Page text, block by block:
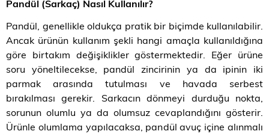
Pandül (Sarkaç) Nasıl Kullanılır?
Pandül, genellikle oldukça pratik bir biçimde kullanılabilir.
Ancak ürünün kullanım şekli hangi amaçla kullanıldığına
göre birtakım değişiklikler göstermektedir. Eğer ürüne
soru yöneltilecekse, pandül zincirinin ya da ipinin iki
parmak arasında tutulması ve havada serbest
bırakılması gerekir. Sarkacın dönmeyi durduğu nokta,
sorunun olumlu ya da olumsuz cevaplandığını gösterir.
Ürünle olumlama yapılacaksa, pandül avuç içine alınmalı